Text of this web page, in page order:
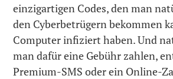
einzigartigen Codes, den man
den Cyberbetrügern bekommen
Computer infiziert haben. Und
man dafür eine Gebühr zahlen,
Premium-SMS oder ein Online-